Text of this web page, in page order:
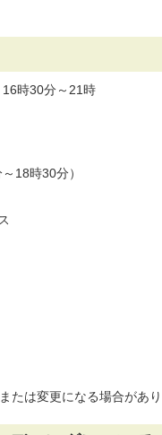
時30分～21時
18時30分）
たは変更になる場合があ